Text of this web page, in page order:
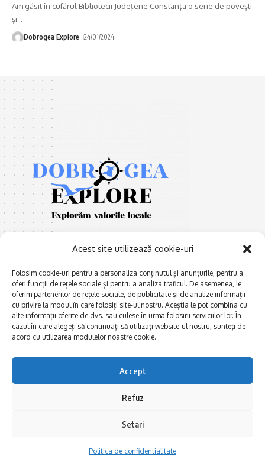
Acest site utilizează cookie-uri
Folosim cookie-uri pentru a personaliza conținutul și anunțurile, pentru a
oferi funcții de rețele sociale și pentru a analiza traficul. De asemenea, le
oferim partenerilor de rețele sociale, de publicitate și de analize informații
cu privire la modul în care folosiți site-ul nostru. Aceștia le pot combina cu
alte informații oferite de dvs. sau culese în urma folosirii serviciilor lor. În
cazul în care alegeți să continuați să utilizați website-ul nostru, sunteți de
acord cu utilizarea modulelor noastre cookie.
Accept
Refuz
Setari
Politica de confidentialitate
Am găsit în cufărul Bibliotecii Județene Constanța o serie de povești
şi…
Dobrogea Explore 24/01/2024
E xplorăm Dobrogea,
Explorăm valorile locale:
Deltă, Litoral, cele mai mari
lacuri, cele mai vechi orașe,
Afaceri și meșteșuguri
Actualitate
Dobrogea PE BUNE
La Drum cu Ada